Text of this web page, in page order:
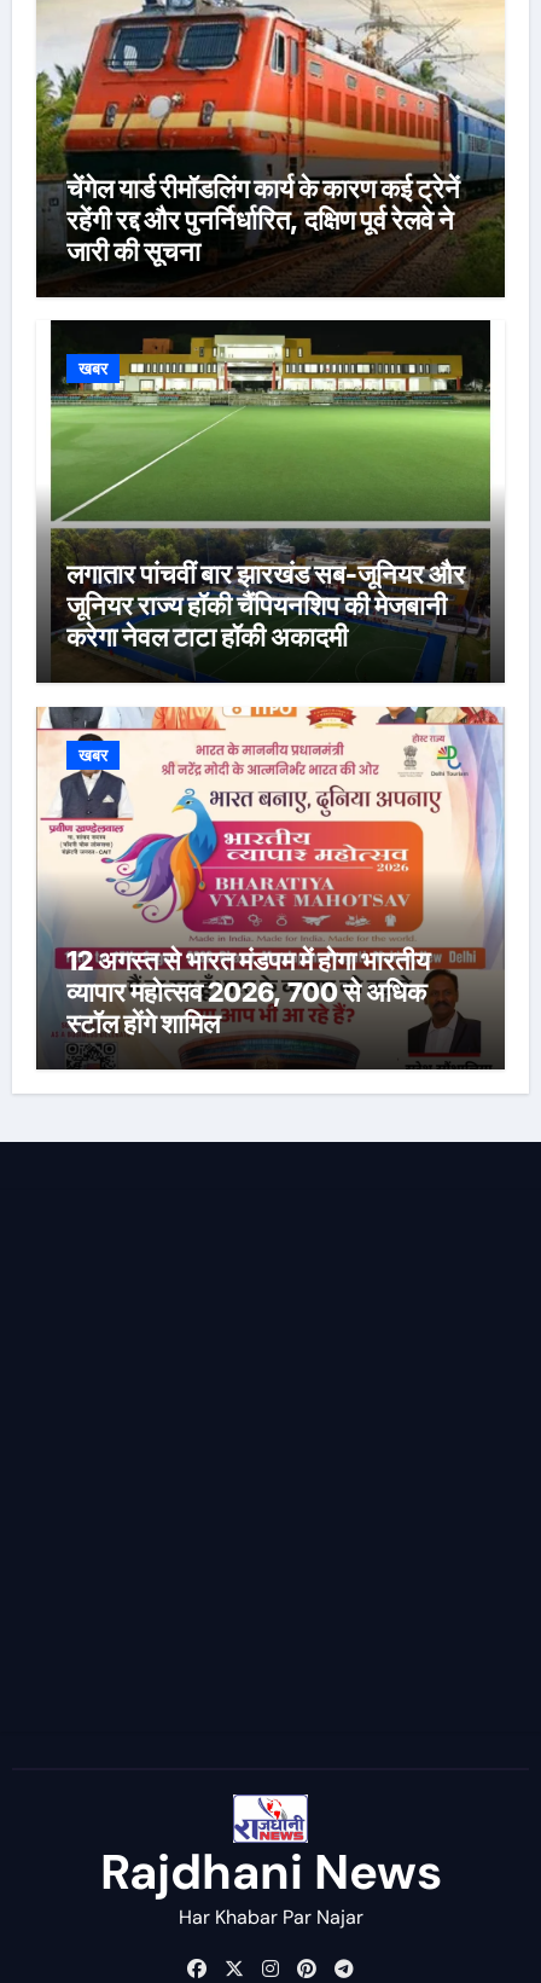
चेंगेल यार्ड रीमॉडलिंग कार्य के कारण कई ट्रेनें
रहेंगी रद्द और पुनर्निर्धारित, दक्षिण पूर्व रेलवे ने
जारी की सूचना
खबर
लगातार पांचवीं बार झारखंड सब-जूनियर और
जूनियर राज्य हॉकी चैंपियनशिप की मेजबानी
करेगा नेवल टाटा हॉकी अकादमी
खबर
12 अगस्त से भारत मंडपम में होगा भारतीय
व्यापार महोत्सव 2026, 700 से अधिक
स्टॉल होंगे शामिल
Rajdhani News
Har Khabar Par Najar